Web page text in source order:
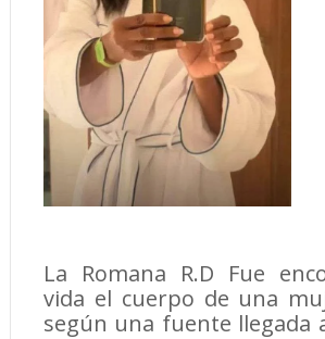
La Romana R.D Fue
vida el cuerpo de una
según una fuente llegada